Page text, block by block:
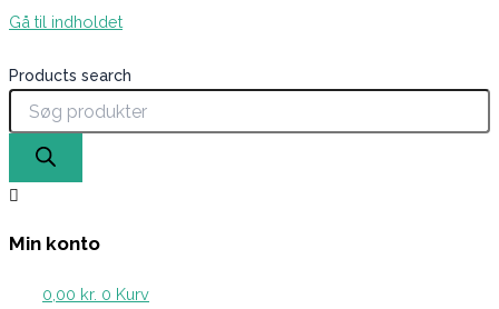
Gå til indholdet
Products search
Min konto
0,00 kr. 0 Kurv